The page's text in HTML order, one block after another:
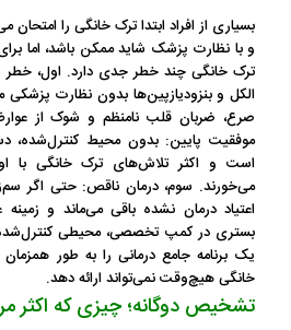
بسیاری از افراد ابتدا ترک خانگی را امتحان
و با نظارت پزشک شاید ممکن باشد، اما
ترک خانگی چند خطر جدی دارد. اول،
الکل و بنزودیازپین‌ها بدون نظارت
صرع، ضربان قلب نامنظم و شوک از
موفقیت پایین: بدون محیط کنترل‌شده،
است و اکثر تلاش‌های ترک خانگی با
می‌خورند. سوم، درمان ناقص: حتی اگر
اعتیاد درمان نشده باقی می‌ماند و
یک برنامه جامع درمانی را به طور
خانگی هیچ‌وقت نمی‌تواند ارائه دهد.
تشخیص دوگانه؛ چیزی که اکثر